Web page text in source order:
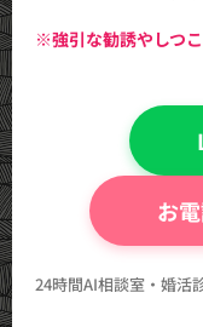
※強引な勧誘やしつ
📞 お
24時間AI相談室・婚活